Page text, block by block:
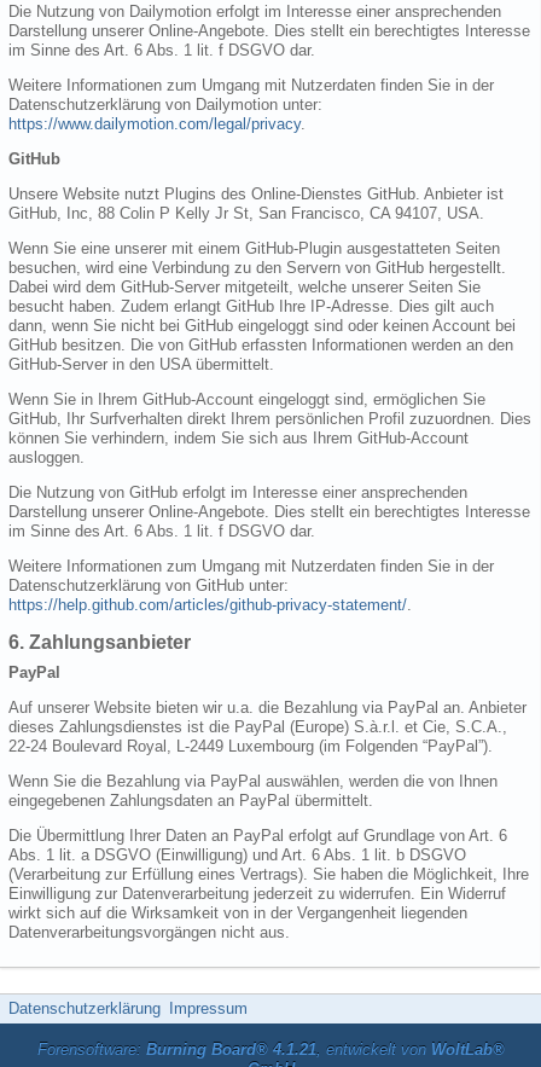
Die Nutzung von Dailymotion erfolgt im Interesse einer ansprechenden
Darstellung unserer Online-Angebote. Dies stellt ein berechtigtes Interesse
im Sinne des Art. 6 Abs. 1 lit. f DSGVO dar.
Weitere Informationen zum Umgang mit Nutzerdaten finden Sie in der
Datenschutzerklärung von Dailymotion unter:
https://www.dailymotion.com/legal/privacy.
GitHub
Unsere Website nutzt Plugins des Online-Dienstes GitHub. Anbieter ist
GitHub, Inc, 88 Colin P Kelly Jr St, San Francisco, CA 94107, USA.
Wenn Sie eine unserer mit einem GitHub-Plugin ausgestatteten Seiten
besuchen, wird eine Verbindung zu den Servern von GitHub hergestellt.
Dabei wird dem GitHub-Server mitgeteilt, welche unserer Seiten Sie
besucht haben. Zudem erlangt GitHub Ihre IP-Adresse. Dies gilt auch
dann, wenn Sie nicht bei GitHub eingeloggt sind oder keinen Account bei
GitHub besitzen. Die von GitHub erfassten Informationen werden an den
GitHub-Server in den USA übermittelt.
Wenn Sie in Ihrem GitHub-Account eingeloggt sind, ermöglichen Sie
GitHub, Ihr Surfverhalten direkt Ihrem persönlichen Profil zuzuordnen. Dies
können Sie verhindern, indem Sie sich aus Ihrem GitHub-Account
ausloggen.
Die Nutzung von GitHub erfolgt im Interesse einer ansprechenden
Darstellung unserer Online-Angebote. Dies stellt ein berechtigtes Interesse
im Sinne des Art. 6 Abs. 1 lit. f DSGVO dar.
Weitere Informationen zum Umgang mit Nutzerdaten finden Sie in der
Datenschutzerklärung von GitHub unter:
https://help.github.com/articles/github-privacy-statement/
6. Zahlungsanbieter
PayPal
Auf unserer Website bieten wir u.a. die Bezahlung via PayPal an. Anbieter
dieses Zahlungsdienstes ist die PayPal (Europe) S.à.r.l. et Cie, S.C.A.,
22-24 Boulevard Royal, L-2449 Luxembourg (im Folgenden “PayPal”).
Wenn Sie die Bezahlung via PayPal auswählen, werden die von Ihnen
eingegebenen Zahlungsdaten an PayPal übermittelt.
Die Übermittlung Ihrer Daten an PayPal erfolgt auf Grundlage von Art. 6
Abs. 1 lit. a DSGVO (Einwilligung) und Art. 6 Abs. 1 lit. b DSGVO
(Verarbeitung zur Erfüllung eines Vertrags). Sie haben die Möglichkeit, Ihre
Einwilligung zur Datenverarbeitung jederzeit zu widerrufen. Ein Widerruf
wirkt sich auf die Wirksamkeit von in der Vergangenheit liegenden
Datenverarbeitungsvorgängen nicht aus.
Datenschutzerklärung Impressum
Forensoftware: Burning Board® 4.1.21, entwickelt von WoltLab®